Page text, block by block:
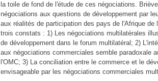
la toile de fond de l'étude de ces négociations.
négociations aux questions de développement par
aux réalités de participation des pays de l'Afrique
trois constats : 1) Les négociations multilatérales
de développement dans le forum multilatéral; 2)
aux négociations commerciales semble paradoxale
l'OMC; 3) La conciliation entre le commerce et le
envisageable par les négociations commerciales